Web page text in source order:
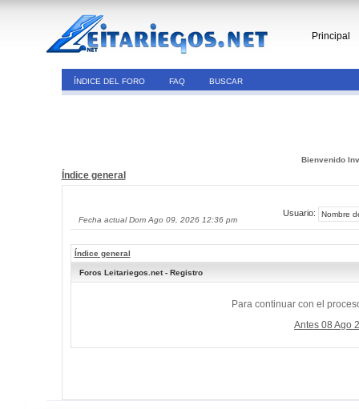
Principal
ÍNDICE DEL FORO FAQ BUSCAR
Bienvenido
Índice general
Fecha actual Dom Ago 09, 2026 12:36 pm
Usuario:
Índice general
Foros Leitariegos.net - Registro
Para continuar con el
Antes 08 Ago